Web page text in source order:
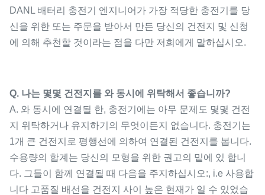
DANL 배터리 충전기 엔지니어가 가장 적당한 충전기를 당
신을 위한 또는 주문을 받아서 만든 당신의 건전지 및 신청
에 의해 추천할 것이라는 점을 다만 저희에게 말하십시오.
Q. 나는 몇몇 건전지를 와 동시에 위탁해서 좋습니까?
A. 와 동시에 연결될 한, 충전기에는 아무 문제도 몇몇 건전
지 위탁하거나 유지하기의 무엇이든지 없습니다. 충전기는
1개 큰 건전지로 평행선에 의하여 연결된 건전지를 봅니다.
수용량의 합계는 당신의 모형을 위한 권고의 밑에 있 합니
다. 그들이 함께 연결될 때 다음을 주지하십시오:, i.e 사용합
니다 고품질 배선을 건전지 사이 높은 현재가 일 수 있었습